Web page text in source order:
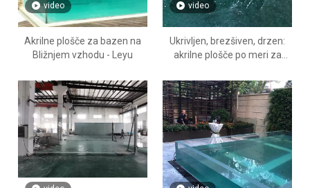
video
Akrilne plošče za bazen na
Bližnjem vzhodu - Leyu
video
Ukrivljen, brezšiven, drzen:
akrilne plošče po meri za